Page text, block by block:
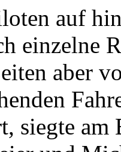
auf
einzelne
aber
siegte am